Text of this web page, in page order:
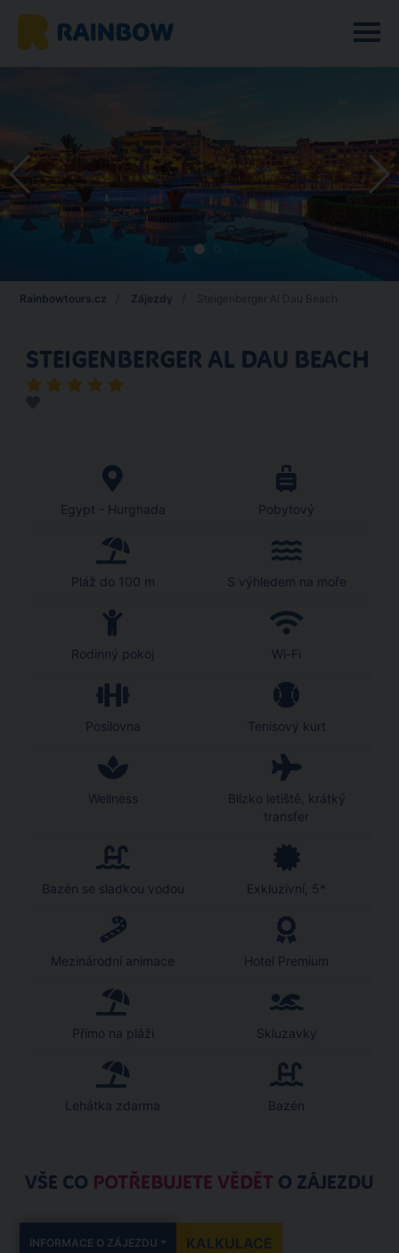
Rainbowtours.cz Zájezdy
STEIGENBERGER AL DAU BEACH
Egypt - Hurghada Pobytový
Pláž do 100 m S výhledem na moře
Rodinný pokoj Wi-Fi
Posilovna Tenisový kurt
Wellness
Blízko letiště, krátký
transfer
Bazén se sladkou vodou Exkluzivní, 5*
Mezinárodní animace Hotel Premium
Přímo na pláži Skluzavky
Lehátka zdarma Bazén
VŠE CO POTŘEBUJETE VĚDĚT O ZÁJEZDU
INFORMACE O ZÁJEZDU KALKULACE